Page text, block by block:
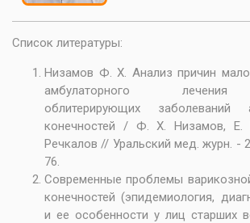
Список литературы:
Низамов Ф. Х. Анализ причин
амбулаторного лечения
облитерирующих заболеваний
конечностей / Ф. Х. Низамов,
Речкалов // Уральский мед. журн. -
76.
Современные проблемы
конечностей (эпидемиология,
и ее особенности у лиц старших